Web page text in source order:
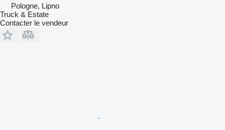
Pologne, Lipno
Truck & Estate
Contacter le vendeur